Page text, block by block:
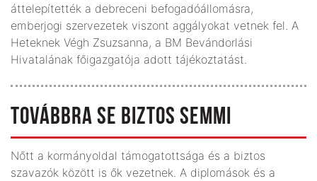
áttelepítették a debreceni befogadóállomásra,
emberjogi szervezetek viszont aggályokat vetnek fel. A
Heteknek Végh Zsuzsanna, a BM Bevándorlási
Hivatalának főigazgatója adott tájékoztatást.
TOVÁBBRA SE BIZTOS SEMMI
Nőtt a kormányoldal támogatottsága és a biztos
szavazók között is ők vezetnek. A diplomások és a